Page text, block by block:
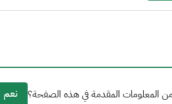
المعلومات المقدمة في هذه الصفحة؟ نعم